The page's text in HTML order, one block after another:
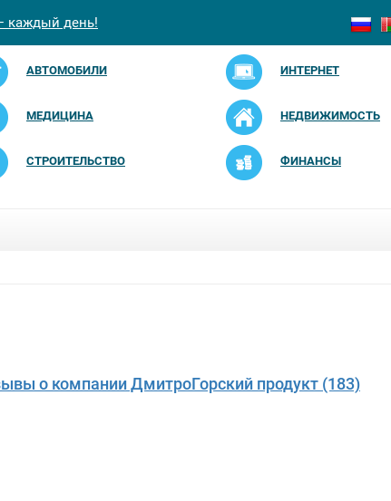
каждый день!
АВТОМОБИЛИ ИНТЕРНЕТ
МЕДИЦИНА НЕДВИЖИМОСТЬ
СТРОИТЕЛЬСТВО ФИНАНСЫ
о компании ДмитроГорский продукт (183)